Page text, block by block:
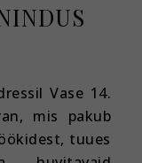
mis pakub
tuues